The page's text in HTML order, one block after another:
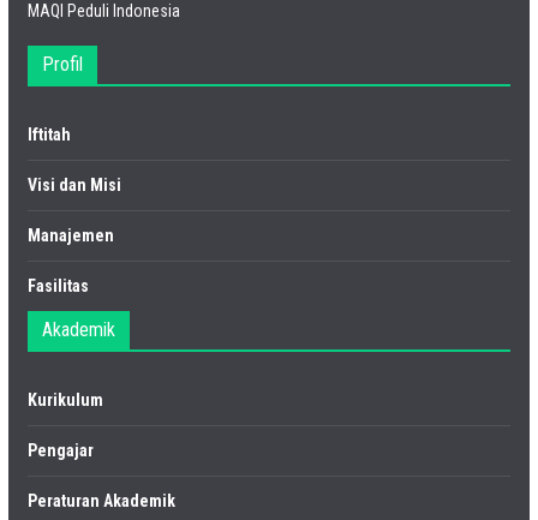
MAQI Peduli Indonesia
Profil
Iftitah
Visi dan Misi
Manajemen
Fasilitas
Akademik
Kurikulum
Pengajar
Peraturan Akademik